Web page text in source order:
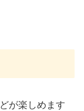
が楽しめます